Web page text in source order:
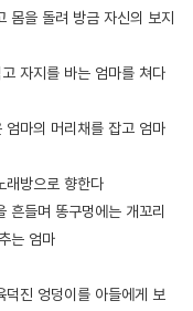
몸을 돌려 방금 자신의 보지
자지를 바는 엄마를 쳐다
마의 머리채를 잡고 엄마
래방으로 향한다
흔들며 똥구멍에는 개꼬리
는 엄마
진 엉덩이를 아들에게 보